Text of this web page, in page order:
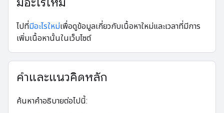
ไปที่มีอะไรใหม่เพื่อดูข้อมูลเกี่ยวกับเนื้อหาใหม่และเวลาที่มีการ
เพิ่มเนื้อหานั้นในเว็บไซต์
คำและแนวคิดหลัก
ค้นหาคำอธิบายต่อไปนี้: